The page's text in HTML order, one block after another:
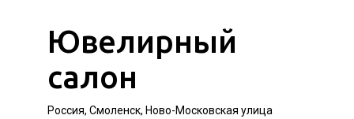
Ювелирный
салон
Россия, Смоленск, Ново-Московская улица